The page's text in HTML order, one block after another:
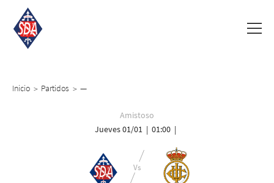
Inicio > Partidos > —
Amistoso
Jueves 01/01 | 01:00 |